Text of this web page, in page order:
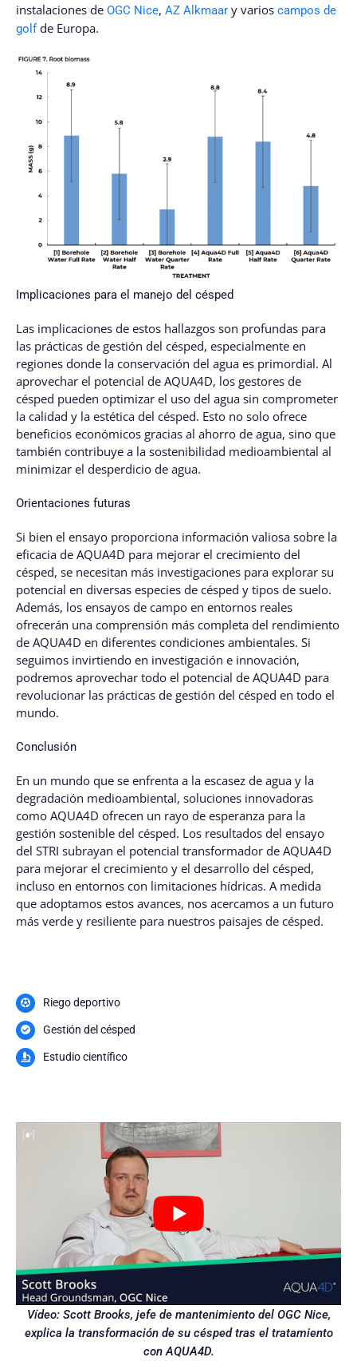
instalaciones de OGC Nice, AZ Alkmaar y varios campos de
golfde Europa.
Implicaciones para el manejo del césped
Las implicaciones de estos hallazgos son profundas para
las prácticas de gestión del césped, especialmente en
regiones donde la conservación del agua es primordial. Al
aprovechar el potencial de AQUA4D, los gestores de
césped pueden optimizar el uso del agua sin comprometer
la calidad y la estética del césped. Esto no solo ofrece
beneficios económicos gracias al ahorro de agua, sino que
también contribuye a la sostenibilidad medioambiental al
minimizar el desperdicio de agua.
Orientaciones futuras
Si bien el ensayo proporciona información valiosa sobre la
eficacia de AQUA4D para mejorar el crecimiento del
césped, se necesitan más investigaciones para explorar su
potencial en diversas especies de césped y tipos de suelo.
Además, los ensayos de campo en entornos reales
ofrecerán una comprensión más completa del rendimiento
de AQUA4D en diferentes condiciones ambientales. Si
seguimos invirtiendo en investigación e innovación,
podremos aprovechar todo el potencial de AQUA4D para
revolucionar las prácticas de gestión del césped en todo el
mundo.
Conclusión
En un mundo que se enfrenta a la escasez de agua y la
degradación medioambiental, soluciones innovadoras
como AQUA4D ofrecen un rayo de esperanza para la
gestión sostenible del césped. Los resultados del ensayo
del STRI subrayan el potencial transformador de AQUA4D
para mejorar el crecimiento y el desarrollo del césped,
incluso en entornos con limitaciones hídricas. A medida
que adoptamos estos avances, nos acercamos a un futuro
más verde y resiliente para nuestros paisajes de césped.
Riego deportivo
Gestión del césped
Estudio científico
Vídeo: Scott Brooks, jefe de mantenimiento del OGC Nice,
explica la transformación de su césped tras el tratamiento
con AQUA4D.